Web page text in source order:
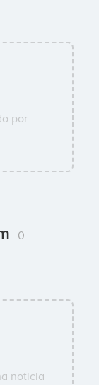
por
0
noticia